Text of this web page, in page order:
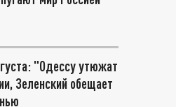
"Одессу утюжат
Зеленский обещает